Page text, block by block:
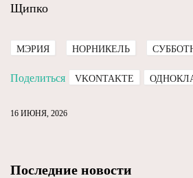
Щипко
МЭРИЯ НОРНИКЕЛЬ
Поделиться VKONTAKTE
16 ИЮНЯ, 2026
Последние новости